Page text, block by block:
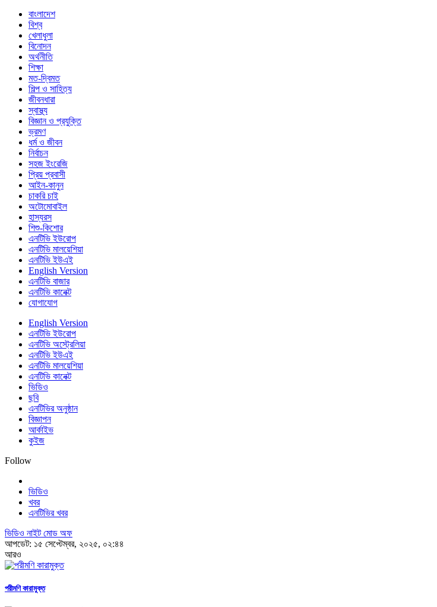
বাংলাদেশ
বিশ্ব
খেলাধুলা
বিনোদন
অর্থনীতি
শিক্ষা
মত-দ্বিমত
শিল্প ও সাহিত্য
জীবনধারা
স্বাস্থ্য
বিজ্ঞান ও প্রযুক্তি
ভ্রমণ
ধর্ম ও জীবন
নির্বাচন
সহজ ইংরেজি
প্রিয় প্রবাসী
আইন-কানুন
চাকরি চাই
অটোমোবাইল
হাস্যরস
শিশু-কিশোর
এনটিভি ইউরোপ
এনটিভি মালয়েশিয়া
এনটিভি ইউএই
English Version
এনটিভি বাজার
এনটিভি কানেক্ট
যোগাযোগ
English Version
এনটিভি ইউরোপ
এনটিভি অস্ট্রেলিয়া
এনটিভি ইউএই
এনটিভি মালয়েশিয়া
এনটিভি কানেক্ট
ভিডিও
ছবি
এনটিভির অনুষ্ঠান
বিজ্ঞাপন
আর্কাইভ
কুইজ
Follow
ভিডিও
খবর
এনটিভির খবর
ভিডিও নাইট মোড অফ
আপডেট: ১৫ সেপ্টেম্বর, ২০২৫, ০২:৪৪
আরও
পরীমণি কারামুক্ত